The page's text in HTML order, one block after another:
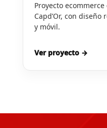
Proyecto
Capd’Or, con
y móvil.
Ver proyecto →